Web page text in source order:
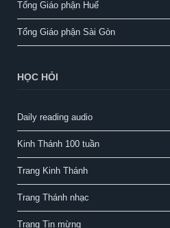
Tổng Giáo phận Huế
Tổng Giáo phận Sài Gòn
HỌC HỎI
Daily reading audio
Kinh Thánh 100 tuần
Trang Kinh Thánh
Trang Thánh nhạc
Trang Tin mừng